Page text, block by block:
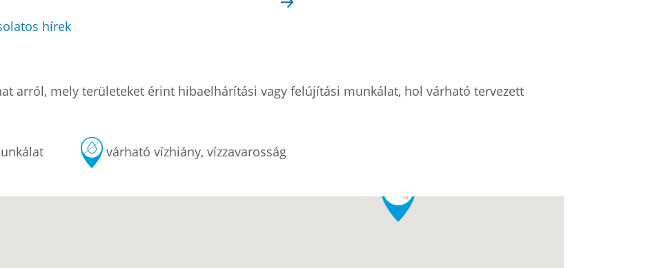
hírek
arról, mely területeket érint hibaelhárítási vagy felújítási munkálat, hol várható tervezett
várható vízhiány, vízzavarosság